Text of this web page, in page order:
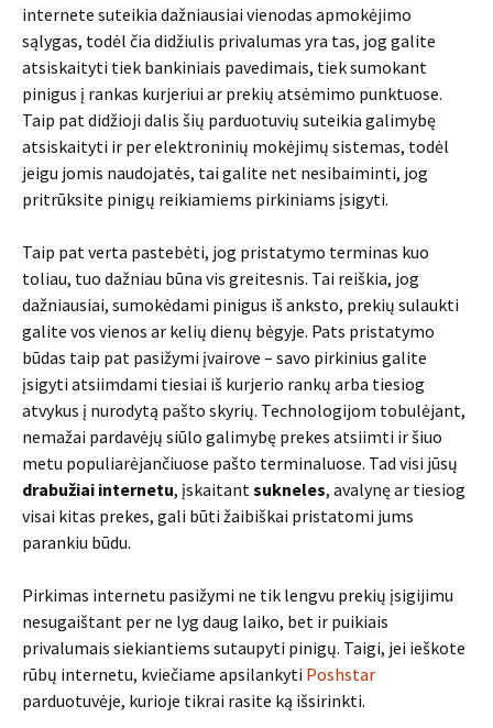
internete suteikia dažniausiai vienodas apmokėjimo
sąlygas, todėl čia didžiulis privalumas yra tas, jog galite
atsiskaityti tiek bankiniais pavedimais, tiek sumokant
pinigus į rankas kurjeriui ar prekių atsėmimo punktuose.
Taip pat didžioji dalis šių parduotuvių suteikia galimybę
atsiskaityti ir per elektroninių mokėjimų sistemas, todėl
jeigu jomis naudojatės, tai galite net nesibaiminti, jog
pritrūksite pinigų reikiamiems pirkiniams įsigyti.
Taip pat verta pastebėti, jog pristatymo terminas kuo
toliau, tuo dažniau būna vis greitesnis. Tai reiškia, jog
dažniausiai, sumokėdami pinigus iš anksto, prekių sulaukti
galite vos vienos ar kelių dienų bėgyje. Pats pristatymo
būdas taip pat pasižymi įvairove – savo pirkinius galite
įsigyti atsiimdami tiesiai iš kurjerio rankų arba tiesiog
atvykus į nurodytą pašto skyrių. Technologijom tobulėjant,
nemažai pardavėjų siūlo galimybę prekes atsiimti ir šiuo
metu populiarėjančiuose pašto terminaluose. Tad visi jūsų
drabužiai internetu, įskaitantsukneles, avalynę ar tiesiog
visai kitas prekes, gali būti žaibiškai pristatomi jums
parankiu būdu.
Pirkimas internetu pasižymi ne tik lengvu prekių įsigijimu
nesugaištant per ne lyg daug laiko, bet ir puikiais
privalumais siekiantiems sutaupyti pinigų. Taigi, jei ieškote
rūbų internetu, kviečiame apsilankyti Poshstar
parduotuvėje, kurioje tikrai rasite ką išsirinkti.